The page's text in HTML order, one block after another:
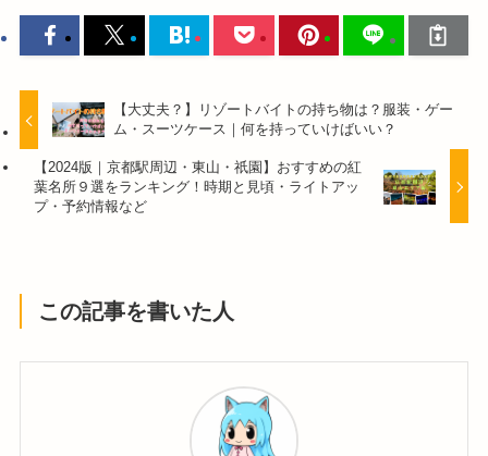
【大丈夫？】リゾートバイトの持ち物は？服装・ゲー
ム・スーツケース｜何を持っていけばいい？
【2024版｜京都駅周辺・東山・祇園】おすすめの紅
葉名所９選をランキング！時期と見頃・ライトアッ
プ・予約情報など
この記事を書いた人